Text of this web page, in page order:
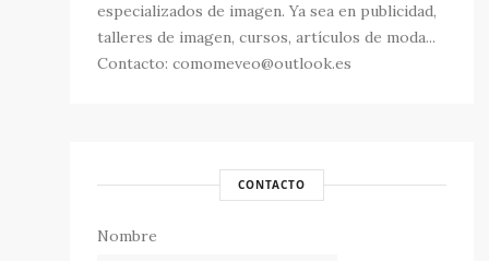
especializados de imagen. Ya sea en publicidad,
talleres de imagen, cursos, artículos de moda...
Contacto: comomeveo@outlook.es
CONTACTO
Nombre